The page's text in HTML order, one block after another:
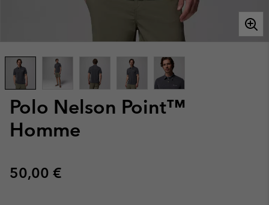
Polo Nelson Point™
Homme
Regular price:
50,00 €